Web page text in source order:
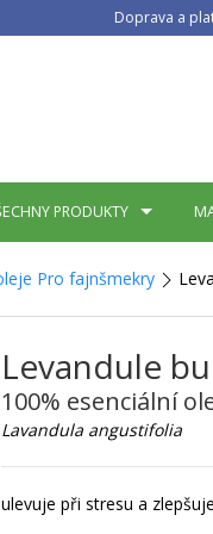
Doprava a
PRODUKTY
Pro fajnšmekry
Levandule
100% esenciální
Lavandula angustifolia
ulevuje při stresu a